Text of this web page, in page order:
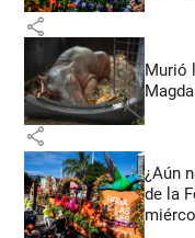
share
Murió
share
¿Aún
de la